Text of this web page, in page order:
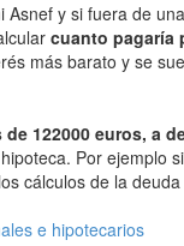
y si fuera de
cuanto pagaría
más barato y se
de 122000 euros, a
Por ejemplo
cálculos de la
e hipotecarios